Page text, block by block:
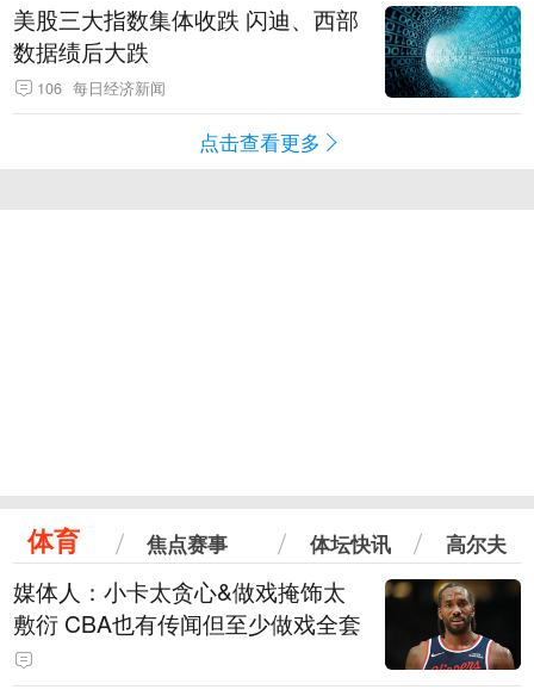
美股三大指数集体收跌 闪迪、西部
数据绩后大跌
106 每日经济新闻
点击查看更多
体育 焦点赛事 体坛快讯 高尔夫
媒体人：小卡太贪心&做戏掩饰太
敷衍 CBA也有传闻但至少做戏全套